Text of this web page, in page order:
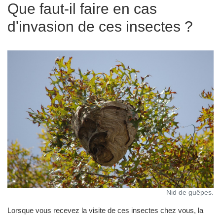
Que faut-il faire en cas
d'invasion de ces insectes ?
Nid de guêpes.
Lorsque vous recevez la visite de ces insectes chez vous, la